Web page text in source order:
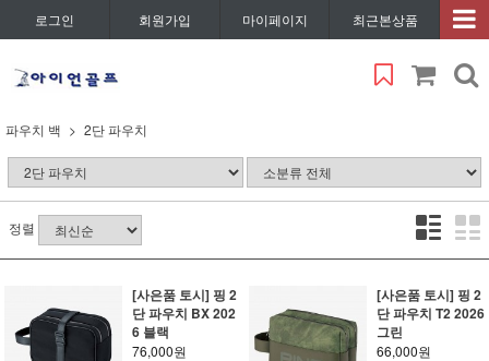
로그인 회원가입 마이페이지 최근본상품
파우치 백 2단 파우치
정렬
[사은품 토시] 핑 2
단 파우치 BX 202
6 블랙
76,000원
[사은품 토시] 핑 2
단 파우치 T2 2026
그린
66,000원